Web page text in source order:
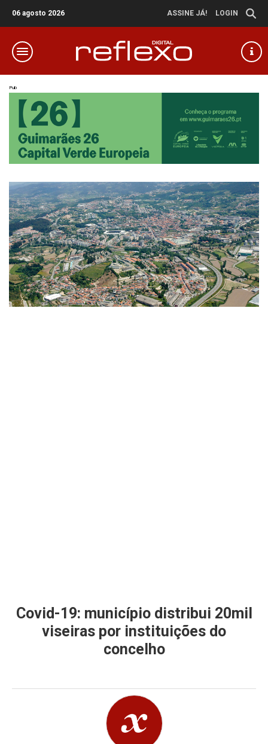
06 agosto 2026 ASSINE JÁ! LOGIN
Pub
Covid-19: município distribui 20mil
viseiras por instituições do
concelho